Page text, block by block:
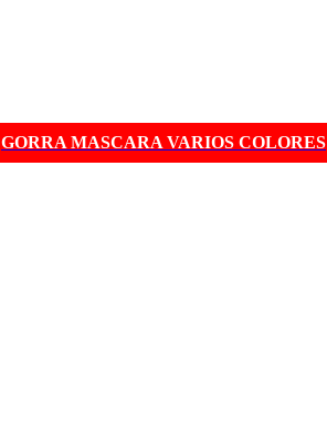
GORRA MASCARA VARIOS COLORES